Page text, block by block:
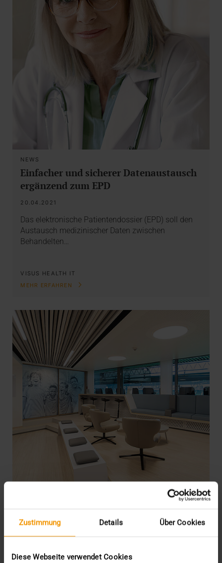
Zustimmung Details Über Cookies
Diese Webseite verwendet Cookies
NEWS
Einfacher und sicherer Datenaustausch
ergänzend zum EPD
20.04.2021
Das elektronische Patientendossier (EPD) soll den
Austausch medizinischer Daten zwischen
Behandelten…
VISUS HEALTH IT
MEHR ERFAHREN
JiveX in der Sportmedizin: Das
15.04.2021